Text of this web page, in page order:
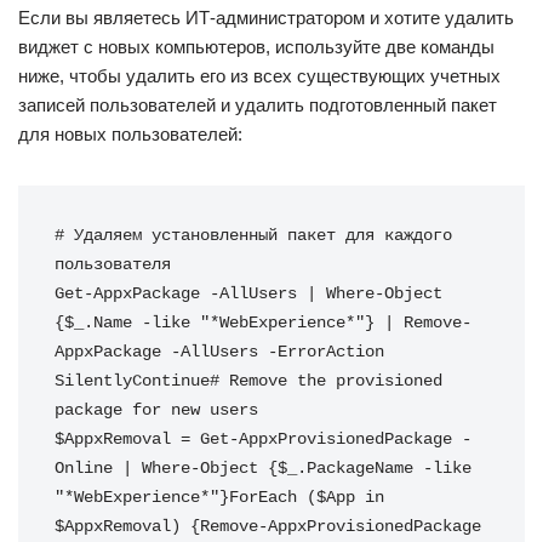
Если вы являетесь ИТ-администратором и хотите удалить
виджет с новых компьютеров, используйте две команды
ниже, чтобы удалить его из всех существующих учетных
записей пользователей и удалить подготовленный пакет
для новых пользователей:
# Удаляем установленный пакет для каждого
пользователя
Get-AppxPackage -AllUsers | Where-Object
{$_.Name -like "*WebExperience*"} | Remove-
AppxPackage -AllUsers -ErrorAction
SilentlyContinue# Remove the provisioned
package for new users
$AppxRemoval = Get-AppxProvisionedPackage -
Online | Where-Object {$_.PackageName -like
"*WebExperience*"}ForEach ($App in
$AppxRemoval) {Remove-AppxProvisionedPackage